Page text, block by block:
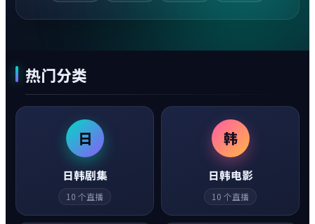
热门分类
日
日韩剧集
10 个直播
韩
日韩电影
10 个直播